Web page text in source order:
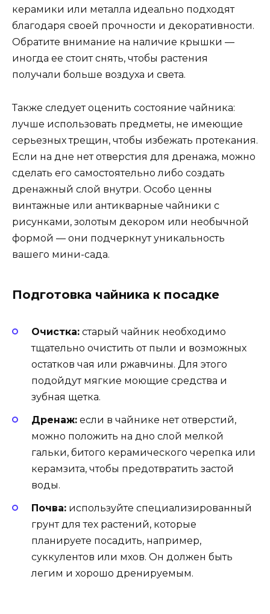
керамики или металла идеально подходят
благодаря своей прочности и декоративности.
Обратите внимание на наличие крышки —
иногда ее стоит снять, чтобы растения
получали больше воздуха и света.
Также следует оценить состояние чайника:
лучше использовать предметы, не имеющие
серьезных трещин, чтобы избежать протекания.
Если на дне нет отверстия для дренажа, можно
сделать его самостоятельно либо создать
дренажный слой внутри. Особо ценны
винтажные или антикварные чайники с
рисунками, золотым декором или необычной
формой — они подчеркнут уникальность
вашего мини-сада.
Подготовка чайника к посадке
Очистка: старый чайник необходимо
тщательно очистить от пыли и возможных
остатков чая или ржавчины. Для этого
подойдут мягкие моющие средства и
зубная щетка.
Дренаж: если в чайнике нет отверстий,
можно положить на дно слой мелкой
гальки, битого керамического черепка или
керамзита, чтобы предотвратить застой
воды.
Почва: используйте специализированный
грунт для тех растений, которые
планируете посадить, например,
суккулентов или мхов. Он должен быть
легим и хорошо дренируемым.